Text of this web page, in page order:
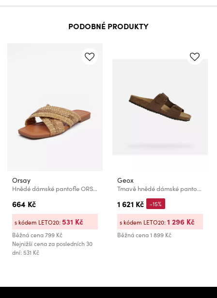
PODOBNÉ PRODUKTY
Orsay
Hnědé dámské pantofle ORSAY
664 Kč
Běžná cena799 Kč
Nejnižší cena za posledních 30
dní: 531 Kč
s kódem LETO20:531 Kč
Geox
Tmavě hnědé dámské pantofle Geox Brionia
1 621 Kč
Běžná cena1 899 Kč
-15%
s kódem LETO20:1 296 Kč